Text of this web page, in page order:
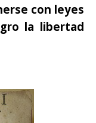
con leyes
la libertad